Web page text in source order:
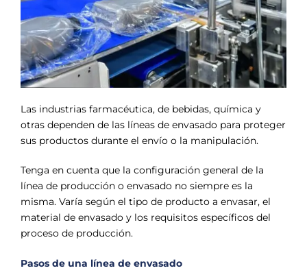
Las industrias farmacéutica, de bebidas, química y
otras dependen de las líneas de envasado para proteger
sus productos durante el envío o la manipulación.
Tenga en cuenta que la configuración general de la
línea de producción o envasado no siempre es la
misma. Varía según el tipo de producto a envasar, el
material de envasado y los requisitos específicos del
proceso de producción.
Pasos de una línea de envasado